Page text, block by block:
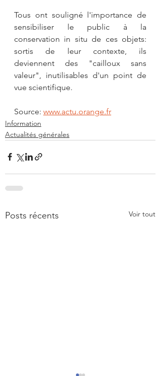
Tous ont souligné l'importance de
sensibiliser le public à la
conservation in situ de ces objets:
sortis de leur contexte, ils
deviennent des "cailloux sans
valeur", inutilisables d'un point de
vue scientifique.
Source: www.actu.orange.fr
Information
Actualités générales
Posts récents Voir tout